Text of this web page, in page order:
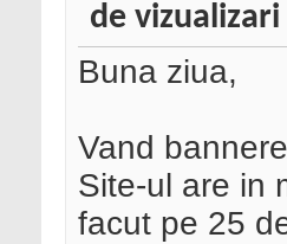
de vizualizari
Buna ziua,
Vand
Site-ul are in
facut pe 25